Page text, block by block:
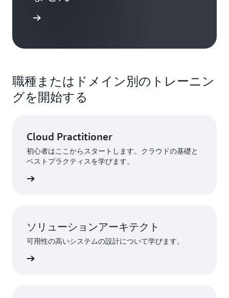
職種またはドメイン別のトレーニン
グを開始する
Cloud Practitioner
初心者はここからスタートします。クラウドの基礎と
ベストプラクティスを学びます。
ソリューションアーキテクト
可用性の高いシステムの設計について学びます。